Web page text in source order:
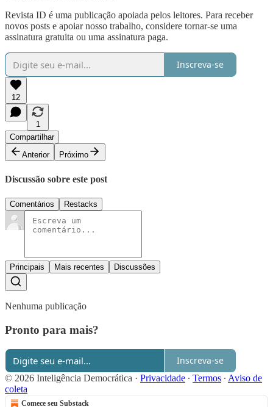
Revista ID é uma publicação apoiada pelos leitores. Para receber
novos posts e apoiar nosso trabalho, considere tornar-se uma
assinatura gratuita ou uma assinatura paga.
Inscreva-se
12
1
Compartilhar
Anterior
Próximo
Discussão sobre este post
Comentários Restacks
Principais Mais recentes Discussões
Nenhuma publicação
Pronto para mais?
Inscreva-se
© 2026 Inteligência Democrática · Privacidade ∙ Termos ∙ Aviso de
coleta
Comece seu Substack